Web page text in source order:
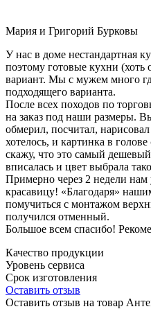
Мария и Григорий Бурковы
У нас в доме нестандартная
поэтому готовые кухни
вариант. Мы с мужем много
подходящего варианта.
После всех походов по
на заказ под наши размеры.
обмерил, посчитал,
хотелось, и картинка в
скажу, что это самый
вписалась и цвет выбрала
Примерно через 2 недели
красавицу! «Благодаря»
помучиться с монтажом
получился отменный.
Большое всем спасибо!
Качество продукции
Уровень сервиса
Срок изготовления
Оставить отзыв
Оставить отзыв на товар